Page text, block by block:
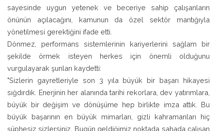
sayesinde uygun yetenek ve beceriye sahip çalışanların
önünün açılacağını, kamunun da özel sektör mantığıyla
yönetilmesi gerektiğini ifade etti.
Dönmez, performans sistemlerinin kariyerlerini sağlam bir
şekilde örmek isteyen herkes için önemli olduğunu
vurgulayarak şunları kaydetti:
"Sizlerin gayretleriyle son 3 yıla büyük bir başarı hikayesi
sığdırdık. Enerjinin her alanında tarihi rekorlara, dev yatırımlara,
büyük bir değişim ve dönüşüme hep birlikte imza attık. Bu
büyük başarının en büyük mimarları, gizli kahramanları hiç
şüphesiz sizlersiniz. Bugün geldiğimiz noktada sahada çalışan